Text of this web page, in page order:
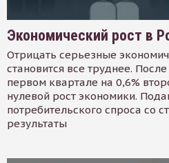
Экономический рост в
Отрицать серьезные
становится все труднее.
первом квартале на 0,6%
нулевой рост экономики.
потребительского спроса со
результаты